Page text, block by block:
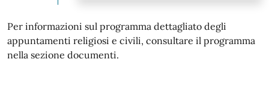
Per informazioni sul programma dettagliato degli
appuntamenti religiosi e civili, consultare il programma
nella sezione documenti.